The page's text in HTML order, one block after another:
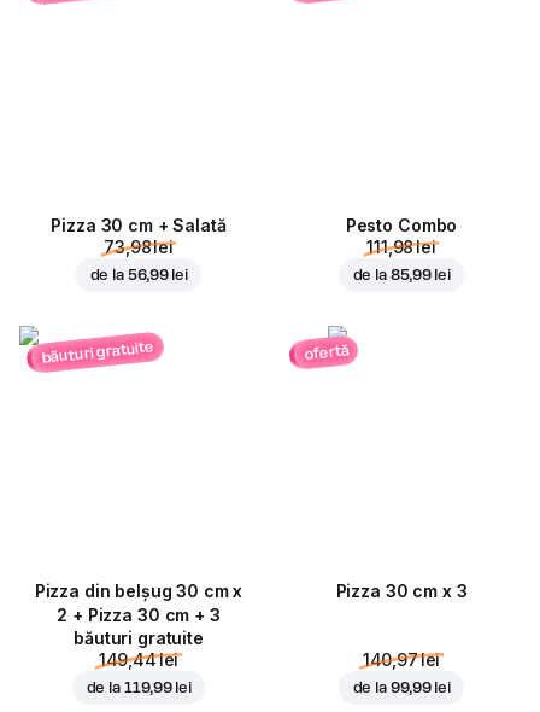
Pizza 30 cm + Salată
73,98 lei
de la 56,99 lei
Pesto Combo
111,98 lei
de la 85,99 lei
băuturi gratuite
Pizza din belșug 30 cm x
2 + Pizza 30 cm + 3
băuturi gratuite
149,44 lei
de la 119,99 lei
ofertă
Pizza 30 cm x 3
140,97 lei
de la 99,99 lei